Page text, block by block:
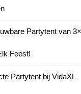
Partytent van
Feest!
Partytent bij VidaXL